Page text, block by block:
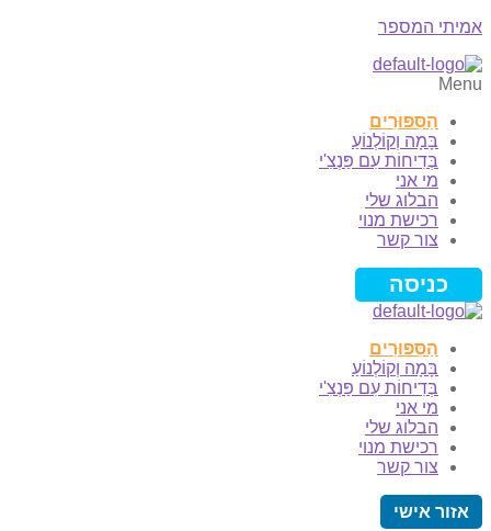
אמיתי המספר
Menu
הַסִּפּוּרִים
בָּמָה וְקוֹלְנוֹעַ
בְּדִיחוֹת עִם פַּנְצִ'י
מי אני
הבלוג שלי
רכישת מנוי
צור קשר
כניסה
הַסִּפּוּרִים
בָּמָה וְקוֹלְנוֹעַ
בְּדִיחוֹת עִם פַּנְצִ'י
מי אני
הבלוג שלי
רכישת מנוי
צור קשר
אזור אישי